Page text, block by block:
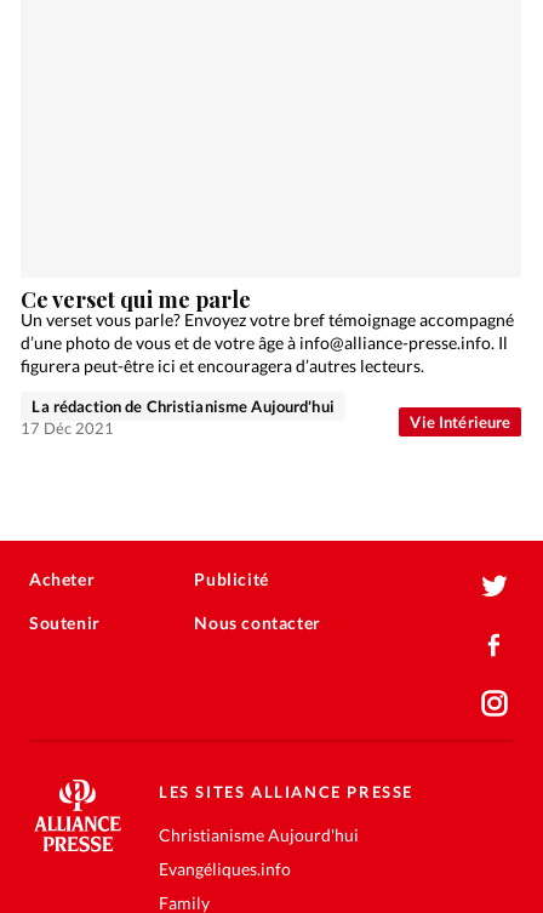
Vie Intérieure
Ce verset qui me parle
Un verset vous parle? Envoyez votre bref témoignage accompagné
d’une photo de vous et de votre âge à info@alliance-presse.info. Il
figurera peut-être ici et encouragera d’autres lecteurs.
La rédaction de Christianisme Aujourd'hui
17 Déc 2021
Acheter
Soutenir
Publicité
Nous contacter
LES SITES ALLIANCE PRESSE
Christianisme Aujourd'hui
Evangéliques.info
Family